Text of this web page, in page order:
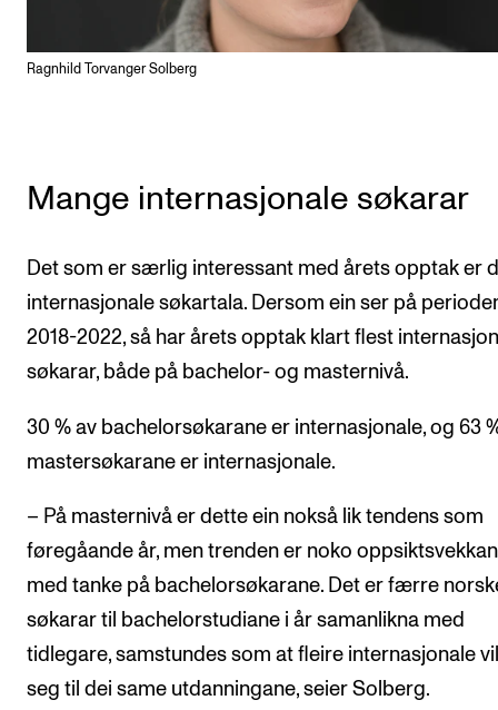
Ragnhild Torvanger Solberg
Mange internasjonale søkarar
Det som er særlig interessant med årets opptak er
internasjonale søkartala. Dersom ein ser på
2018-2022, så har årets opptak klart flest
søkarar, både på bachelor- og masternivå.
30 % av bachelorsøkarane er internasjonale, og 63
mastersøkarane er internasjonale.
– På masternivå er dette ein nokså lik tendens som
føregåande år, men trenden er noko
med tanke på bachelorsøkarane. Det er færre
søkarar til bachelorstudiane i år samanlikna med
tidlegare, samstundes som at fleire internasjonale
seg til dei same utdanningane, seier Solberg.